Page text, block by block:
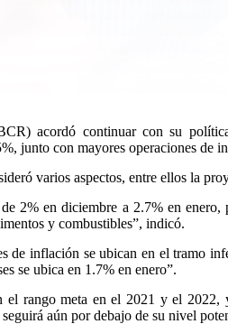
acordó continuar con su
junto con mayores operaciones de
varios aspectos, entre ellos la
2% en diciembre a 2.7% en enero,
y combustibles”, indicó.
de inflación se ubican en el tramo
se ubica en 1.7% en enero”.
rango meta en el 2021 y el 2022,
aún por debajo de su nivel